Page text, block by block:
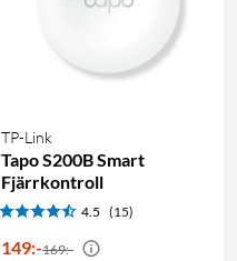
TP-Link
Tapo S200B Smart
Fjärrkontroll
4.5 (15)
149:-169:-